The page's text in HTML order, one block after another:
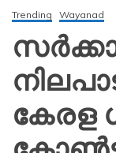
Trending Wayanad
കേരള